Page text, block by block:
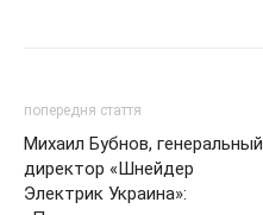
попередня стаття
Михаил Бубнов, генеральный
директор «Шнейдер
Электрик Украина»: